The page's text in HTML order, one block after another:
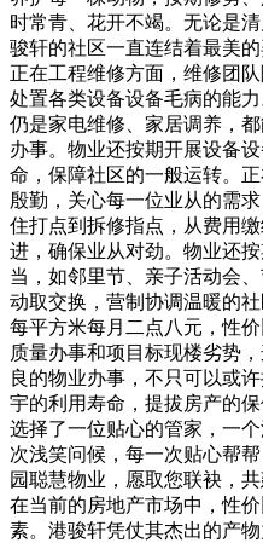
时常青、花开不竭。无论是
骏轩的社区一直连结着最美
正在工程维修方面，维修团
处置各类设备设备毛病的能
仍是家电维修、家居调养，
办事。物业还按期开展设备
命，保障社区的一般运转。
殷勤，关心每一位业从的需
住打点到拆修指点，从费用
进，确保业从对劲。物业还
当，如邻里节、亲子活动会
动取交换，营制协调温暖的
每平方米每月二点八元，性
质量办事和项目标现楼劣势
良的物业办事，不只可以或
宇的利用寿命，提拔房产的
选择了一位贴心的管家，一
次浅笑问候，每一次贴心帮
园聪慧物业，愿取您联袂，
在当前的房地产市场中，性
素。港骏轩凭仗其杰出的产